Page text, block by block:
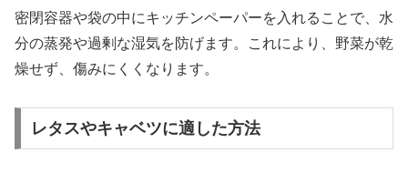
密閉容器や袋の中にキッチンペーパーを入れることで、水
分の蒸発や過剰な湿気を防げます。これにより、野菜が乾
燥せず、傷みにくくなります。
レタスやキャベツに適した方法